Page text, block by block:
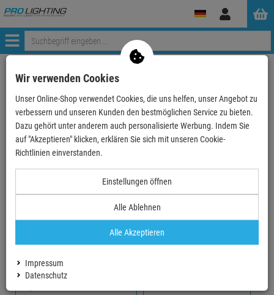
Anmelden
Menü
Mein Konto
Anmeldung
Ihre E-Mail
Passwort
Wir verwenden Cookies
Unser Online-Shop verwendet Cookies, die uns helfen, unser Angebot zu
verbessern und unseren Kunden den bestmöglichen Service zu bieten.
Dazu gehört unter anderem auch personalisierte Werbung. Indem Sie
auf "Akzeptieren" klicken, erklären Sie sich mit unseren Cookie-
Richtlinien einverstanden.
Einstellungen öffnen
Alle Ablehnen
Alle Akzeptieren
Impressum
Datenschutz